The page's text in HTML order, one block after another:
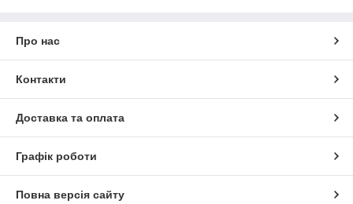
Про нас
Контакти
Доставка та оплата
Графік роботи
Повна версія сайту